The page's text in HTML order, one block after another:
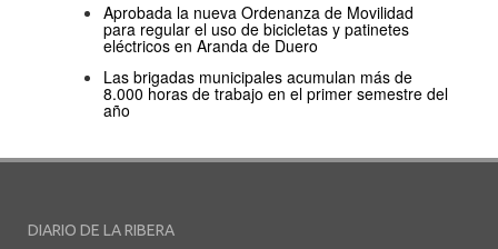
Aprobada la nueva Ordenanza de Movilidad
para regular el uso de bicicletas y patinetes
eléctricos en Aranda de Duero
Las brigadas municipales acumulan más de
8.000 horas de trabajo en el primer semestre del
año
DIARIO DE LA RIBERA